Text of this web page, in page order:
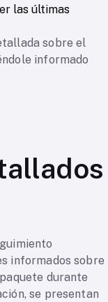
las últimas
sobre el
informado
informados sobre
durante
se presentan